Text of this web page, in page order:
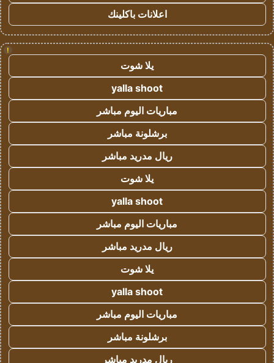
اعلانات باكلينك
!
يلا شوت
yalla shoot
مباريات اليوم مباشر
برشلونة مباشر
ريال مدريد مباشر
يلا شوت
yalla shoot
مباريات اليوم مباشر
ريال مدريد مباشر
يلا شوت
yalla shoot
مباريات اليوم مباشر
برشلونة مباشر
ريال مدريد مباشر